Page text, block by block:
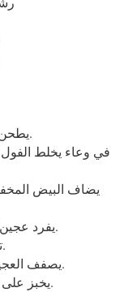
- يطحن الفول السوداني إلى بودرة.
- يفرد عجين الفول السوداني بين ورقتي خبر.
- تقطع دوائر من العجين.
- يصفف العجين فوق صفيحة مغلفة بورق الخبز.
- يخبز على 180 درجة مئوية لمدة 10 دقائق.